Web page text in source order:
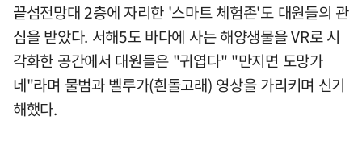
끝섬전망대 2층에 자리한 '스마트 체험존'도 대원들의 관
심을 받았다. 서해5도 바다에 사는 해양생물을 VR로 시
각화한 공간에서 대원들은 "귀엽다" "만지면 도망가
네"라며 물범과 벨루가(흰돌고래) 영상을 가리키며 신기
해했다.